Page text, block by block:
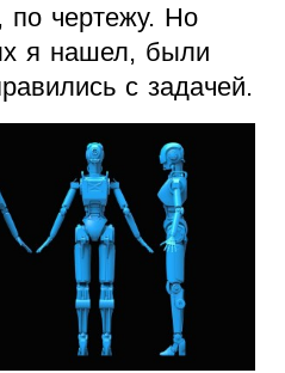
по чертежу. Но
я нашел, были
с задачей.